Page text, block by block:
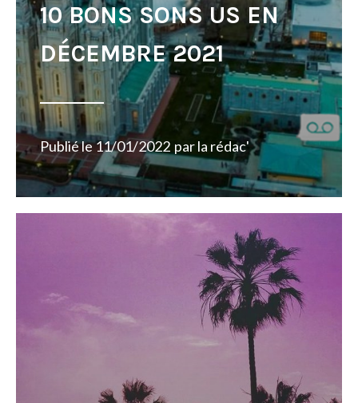
10 BONS SONS US EN
DÉCEMBRE 2021
Publié le11/01/2022 parla rédac'